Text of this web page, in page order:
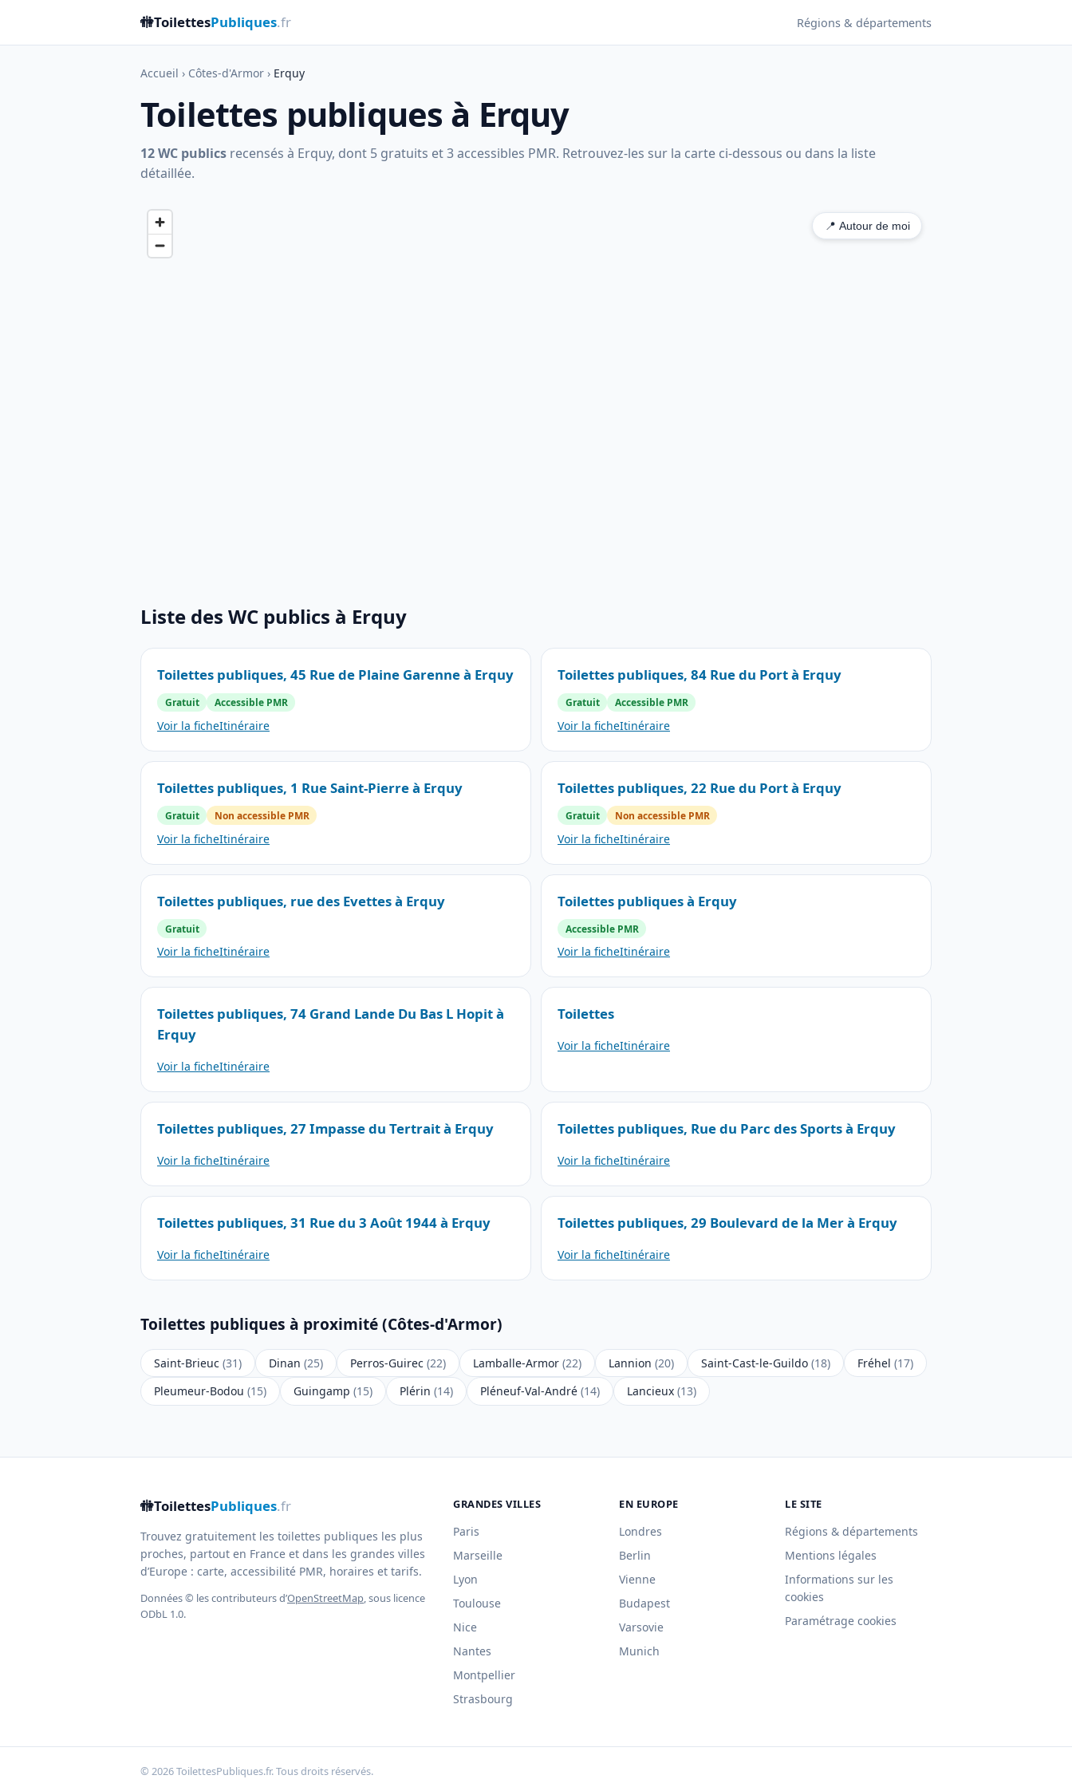
🚻ToilettesPubliques.fr Régions & départements
Accueil › Côtes-d'Armor › Erquy
Toilettes publiques à Erquy
12 WC publics recensés à Erquy, dont 5 gratuits et 3 accessibles PMR. Retrouvez-les sur la carte ci-dessous ou dans la liste
détaillée.
📍 Autour de moi
Liste des WC publics à Erquy
Toilettes publiques, 45 Rue de Plaine Garenne à Erquy
Gratuit Accessible PMR
Voir la ficheItinéraire
Toilettes publiques, 84 Rue du Port à Erquy
Gratuit Accessible PMR
Voir la ficheItinéraire
Toilettes publiques, 1 Rue Saint-Pierre à Erquy
Gratuit Non accessible PMR
Voir la ficheItinéraire
Toilettes publiques, 22 Rue du Port à Erquy
Gratuit Non accessible PMR
Voir la ficheItinéraire
Toilettes publiques, rue des Evettes à Erquy
Gratuit
Voir la ficheItinéraire
Toilettes publiques à Erquy
Accessible PMR
Voir la ficheItinéraire
Toilettes publiques, 74 Grand Lande Du Bas L Hopit à
Erquy
Voir la ficheItinéraire
Toilettes
Voir la ficheItinéraire
Toilettes publiques, 27 Impasse du Tertrait à Erquy
Voir la ficheItinéraire
Toilettes publiques, Rue du Parc des Sports à Erquy
Voir la ficheItinéraire
Toilettes publiques, 31 Rue du 3 Août 1944 à Erquy
Voir la ficheItinéraire
Toilettes publiques, 29 Boulevard de la Mer à Erquy
Voir la ficheItinéraire
Toilettes publiques à proximité (Côtes-d'Armor)
Saint-Brieuc (31) Dinan (25) Perros-Guirec (22) Lamballe-Armor (22) Lannion (20) Saint-Cast-le-Guildo (18) Fréhel (17)
Pleumeur-Bodou (15) Guingamp (15) Plérin (14) Pléneuf-Val-André (14) Lancieux (13)
🚻ToilettesPubliques.fr
Trouvez gratuitement les toilettes publiques les plus
proches, partout en France et dans les grandes villes
d’Europe : carte, accessibilité PMR, horaires et tarifs.
Données © les contributeurs d’OpenStreetMap, sous licence
ODbL 1.0.
GRANDES VILLES
Paris
Marseille
Lyon
Toulouse
Nice
Nantes
Montpellier
Strasbourg
EN EUROPE
Londres
Berlin
Vienne
Budapest
Varsovie
Munich
LE SITE
Régions & départements
Mentions légales
Informations sur les
cookies
Paramétrage cookies
© 2026 ToilettesPubliques.fr. Tous droits réservés.